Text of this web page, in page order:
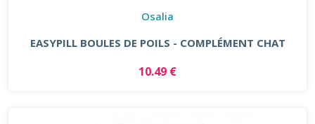
Osalia
EASYPILL BOULES DE POILS - COMPLÉMENT CHAT
10.49 €